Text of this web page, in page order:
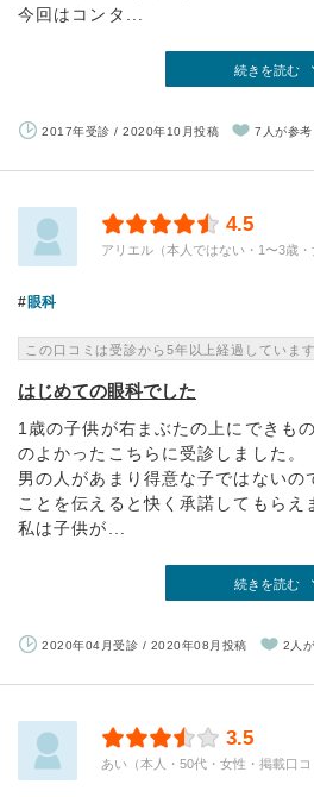
今回はコンタ...
続きを読む
2017年受診 / 2020年10月投稿 7人が参考
4.5
アリエル（本人ではない・1〜3歳・
眼科
この口コミは受診から5年以上経過しています
はじめての眼科でした
1歳の子供が右まぶたの上にできも
のよかったこちらに受診しました。
男の人があまり得意な子ではないの
ことを伝えると快く承諾してもらえ
私は子供が...
続きを読む
2020年04月受診 / 2020年08月投稿 2人
3.5
あい（本人・50代・女性・掲載口コ